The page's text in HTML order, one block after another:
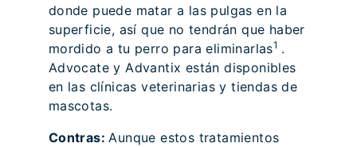
donde puede matar a las pulgas en la
superficie, así que no tendrán que haber
mordido a tu perro para eliminarlas1 .
Advocate y Advantix están disponibles
en las clínicas veterinarias y tiendas de
mascotas.
Contras: Aunque estos tratamientos